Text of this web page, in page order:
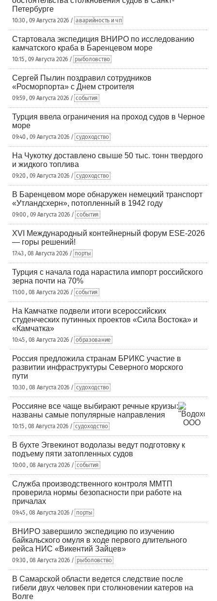
Петербурге
10:30 , 09 Августа 2026 / аварийность и чп
Стартовала экспедиция ВНИРО по исследованию
камчатского краба в Баренцевом море
10:15 , 09 Августа 2026 / рыболовство
Сергей Пылин поздравил сотрудников
«Росморпорта» с Днем строителя
09:59 , 09 Августа 2026 / события
Турция ввела ограничения на проход судов в Черное
море
09:40 , 09 Августа 2026 / судоходство
На Чукотку доставлено свыше 50 тыс. тонн твердого
и жидкого топлива
09:20 , 09 Августа 2026 / судоходство
В Баренцевом море обнаружен немецкий транспорт
«Утландсхерн», потопленный в 1942 году
09:00 , 09 Августа 2026 / события
XVI Международный контейнерный форум ESE-2026
— горы решений!
17:43 , 08 Августа 2026 / порты
Турция с начала года нарастила импорт российского
зерна почти на 70%
11:00 , 08 Августа 2026 / события
На Камчатке подвели итоги всероссийских
студенческих путинных проектов «Сила Востока» и
«Камчатка»
10:45 , 08 Августа 2026 / образование
Россия предложила странам БРИКС участие в
развитии инфраструктуры Северного морского
пути
10:30 , 08 Августа 2026 / судоходство
Россияне все чаще выбирают речные круизы:
названы самые популярные направления
10:15 , 08 Августа 2026 / судоходство
В бухте Эгвекинот водолазы ведут подготовку к
подъему пяти затопленных судов
10:00 , 08 Августа 2026 / события
Служба производственного контроля ММТП
проверила нормы безопасности при работе на
причалах
09:45 , 08 Августа 2026 / порты
ВНИРО завершило экспедицию по изучению
байкальского омуля в ходе первого длительного
рейса НИС «Викентий Зайцев»
09:30 , 08 Августа 2026 / рыболовство
В Самарской области ведется следствие после
гибели двух человек при столкновении катеров на
Волге